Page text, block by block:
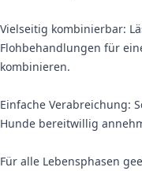
Vielseitig kombinierbar:
Flohbehandlungen für
kombinieren.
Einfache Verabreichung:
Hunde bereitwillig
Für alle Lebensphasen